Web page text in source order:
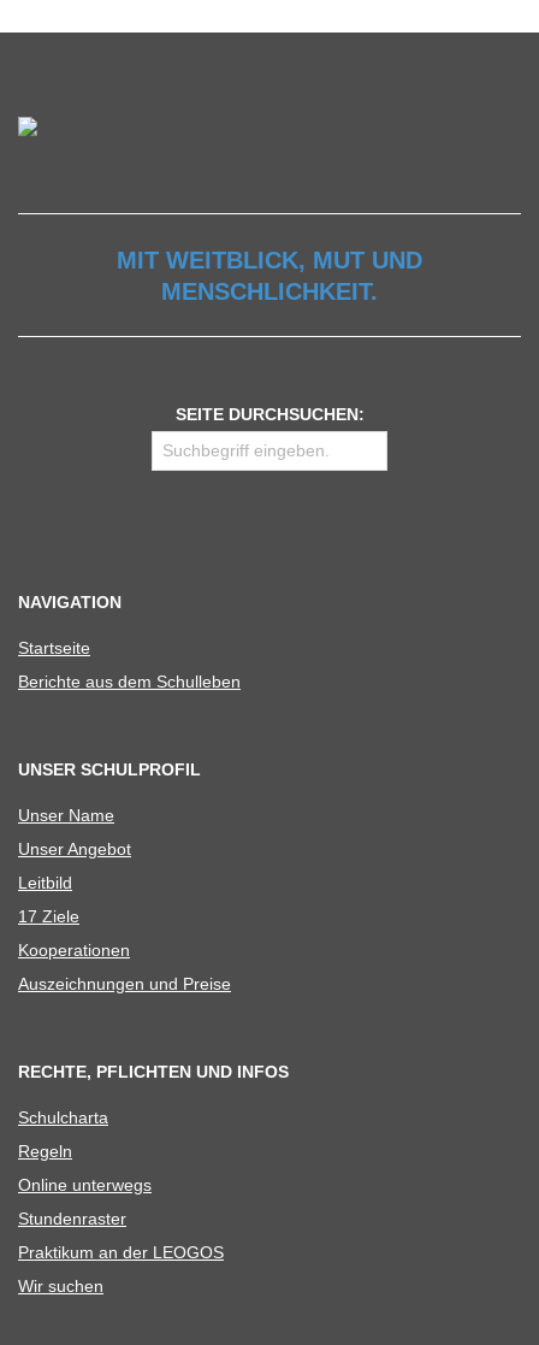
MIT WEITBLICK, MUT UND
MENSCHLICHKEIT.
SEITE DURCHSUCHEN:
NAVIGATION
Start­seite
Berichte aus dem Schulleben
UNSER SCHULPROFIL
Unser Name
Unser Ange­bot
Leit­bild
17 Ziele
Koope­ra­tio­nen
Aus­zeich­nun­gen und Preise
RECHTE, PFLICHTEN UND INFOS
Schul­charta
Regeln
Online unter­wegs
Stun­den­ras­ter
Prak­ti­kum an der LEOGOS
Wir suchen